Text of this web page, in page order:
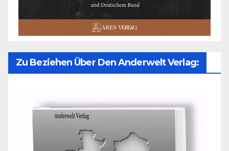
Zu Beziehen Über Den Anderwelt Verlag: